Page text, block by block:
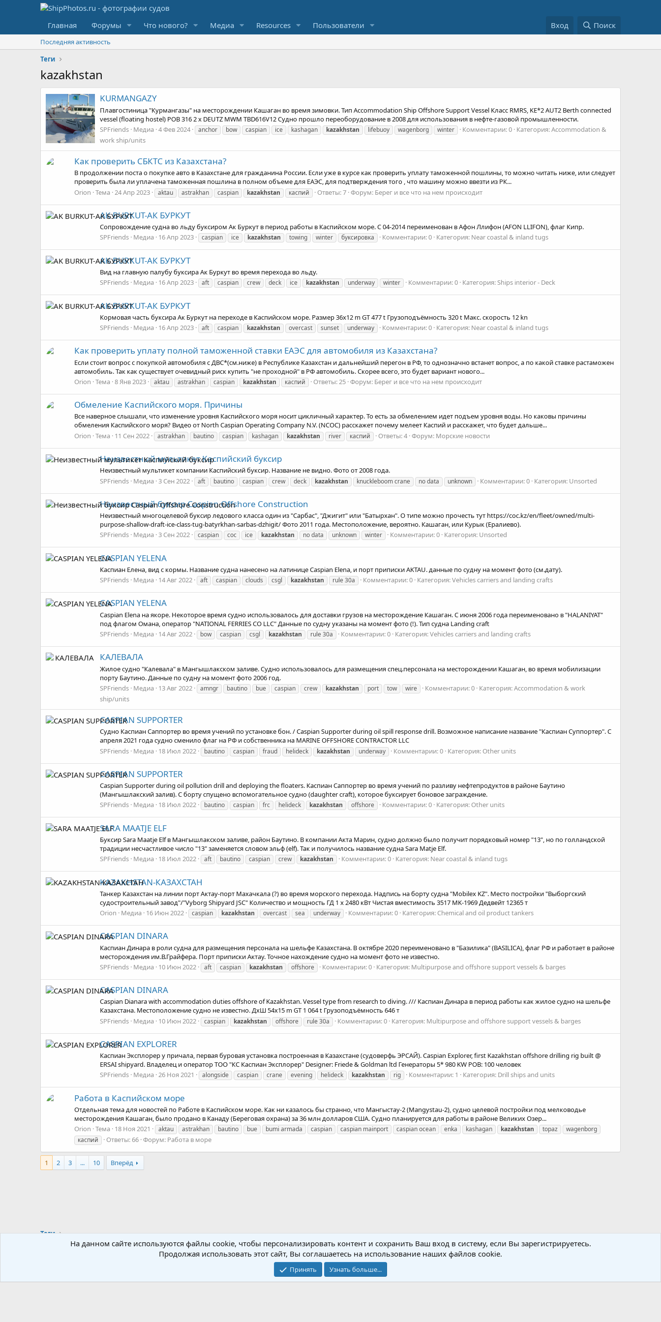
Главная Форумы Что нового? Медиа Resources Пользователи Вход Поиск
Последняя активность
Теги
kazakhstan
KURMANGAZY
Плавгостиница "Курмангазы" на месторождении Кашаган во время зимовки. Тип Accommodation Ship Offshore Support Vessel Класс RMRS, KE*2 AUT2 Berth connected
vessel (floating hostel) POB 316 2 x DEUTZ MWM TBD616V12 Судно прошло переоборудование в 2008 для использования в нефте-газовой промышленности.
SPFriends Медиа 4 Фев 2024 anchor bow caspian ice kashagan kazakhstan lifebuoy wagenborg winter Комментарии: 0 Категория: Accommodation &
work ship/units
Как проверить СБКТС из Казахстана?
В продолжении поста о покупке авто в Казахстане для гражданина России. Если уже в курсе как проверить уплату таможенной пошлины, то можно читать ниже, или следует
проверить была ли уплачена таможенная пошлина в полном объеме для ЕАЭС, для подтверждения того , что машину можно ввезти из РК...
Orion Тема 24 Апр 2023 aktau astrakhan caspian kazakhstan каспий Ответы: 7 Форум: Берег и все что на нем происходит
AK BURKUT-АК БУРКУТ
Сопровождение судна во льду буксиром Ак Буркут в период работы в Каспийском море. С 04-2014 переименован в Афон Ллифон (AFON LLIFON), флаг Кипр.
SPFriends Медиа 16 Апр 2023 caspian ice kazakhstan towing winter буксировка Комментарии: 0 Категория: Near coastal & inland tugs
AK BURKUT-АК БУРКУТ
Вид на главную палубу буксира Ак Буркут во время перехода во льду.
SPFriends Медиа 16 Апр 2023 aft caspian crew deck ice kazakhstan underway winter Комментарии: 0 Категория: Ships interior - Deck
AK BURKUT-АК БУРКУТ
Кормовая часть буксира Ак Буркут на переходе в Каспийском море. Размер 36x12 m GT 477 t Грузоподъёмность 320 t Макс. скорость 12 kn
SPFriends Медиа 16 Апр 2023 aft caspian kazakhstan overcast sunset underway Комментарии: 0 Категория: Near coastal & inland tugs
Как проверить уплату полной таможенной ставки ЕАЭС для автомобиля из Казахстана?
Если стоит вопрос с покупкой автомобиля с ДВС*(см.ниже) в Республике Казахстан и дальнейший перегон в РФ, то однозначно встанет вопрос, а по какой ставке растаможен
автомобиль. Так как существует очевидный риск купить "не проходной" в РФ автомобиль. Скорее всего, это будет вариант нового...
Orion Тема 8 Янв 2023 aktau astrakhan caspian kazakhstan каспий Ответы: 25 Форум: Берег и все что на нем происходит
Обмеление Каспийского моря. Причины
Все наверное слышали, что изменение уровня Каспийского моря носит цикличный характер. То есть за обмелением идет подъем уровня воды. Но каковы причины
обмеления Каспийского моря? Видео от North Caspian Operating Company N.V. (NCOC) расскажет почему мелеет Каспий и расскажет, что будет дальше...
Orion Тема 11 Сен 2022 astrakhan bautino caspian kashagan kazakhstan river каспий Ответы: 4 Форум: Морские новости
Неизвестный мультикет Каспийский буксир
Неизвестный мультикет компании Каспийский буксир. Название не видно. Фото от 2008 года.
SPFriends Медиа 3 Сен 2022 aft bautino caspian crew deck kazakhstan knuckleboom crane no data unknown Комментарии: 0 Категория: Unsorted
Неизвестный буксир Caspian Offshore Construction
Неизвестный многоцелевой буксир ледового класса один из "Сарбас", "Джигит" или "Батырхан". О типе можно прочесть тут https://coc.kz/en/fleet/owned/multi-
purpose-shallow-draft-ice-class-tug-batyrkhan-sarbas-dzhigit/ Фото 2011 года. Местоположение, вероятно. Кашаган, или Курык (Ералиево).
SPFriends Медиа 3 Сен 2022 caspian coc ice kazakhstan no data unknown winter Комментарии: 0 Категория: Unsorted
CASPIAN YELENA
Каспиан Елена, вид с кормы. Название судна нанесено на латинице Caspian Elena, и порт приписки AKTAU. данные по судну на момент фото (см.дату).
SPFriends Медиа 14 Авг 2022 aft caspian clouds csgl kazakhstan rule 30a Комментарии: 0 Категория: Vehicles carriers and landing crafts
CASPIAN YELENA
Caspian Elena на якоре. Некоторое время судно использовалось для доставки грузов на месторождение Кашаган. С июня 2006 года переименовано в "HALANIYAT"
под флагом Омана, оператор "NATIONAL FERRIES CO LLC" Данные по судну указаны на момент фото (!). Тип судна Landing craft
SPFriends Медиа 14 Авг 2022 bow caspian csgl kazakhstan rule 30a Комментарии: 0 Категория: Vehicles carriers and landing crafts
КАЛЕВАЛА
Жилое судно "Калевала" в Мангышлакском заливе. Судно использовалось для размещения спец.персонала на месторождении Кашаган, во время мобилизации
порту Баутино. Данные по судну на момент фото 2006 год.
SPFriends Медиа 13 Авг 2022 amngr bautino bue caspian crew kazakhstan port tow wire Комментарии: 0 Категория: Accommodation & work
ship/units
CASPIAN SUPPORTER
Судно Каспиан Саппортер во время учений по установке бон. / Caspian Supporter during oil spill response drill. Возможное написание название "Каспиан Суппортер". С
апреля 2021 года судно сменило флаг на РФ и собственника на MARINE OFFSHORE CONTRACTOR LLC
SPFriends Медиа 18 Июл 2022 bautino caspian fraud helideck kazakhstan underway Комментарии: 0 Категория: Other units
CASPIAN SUPPORTER
Caspian Supporter during oil pollution drill and deploying the floaters. Каспиан Саппортер во время учений по разливу нефтепродуктов в районе Баутино
(Мангышлакский залив). С борту спущено вспомогательное судно (daughter craft), которое буксирует боновое заграждение.
SPFriends Медиа 18 Июл 2022 bautino caspian frc helideck kazakhstan offshore Комментарии: 0 Категория: Other units
SARA MAATJE ELF
Буксир Sara Maatje Elf в Мангышлакском заливе, район Баутино. В компании Акта Марин, судно должно было получит порядковый номер "13", но по голландской
традиции несчастливое число "13" заменяется словом эльф (elf). Так и получилось название судна Sara Matje Elf.
SPFriends Медиа 18 Июл 2022 aft bautino caspian crew kazakhstan Комментарии: 0 Категория: Near coastal & inland tugs
KAZAKHSTAN-КАЗАХСТАН
Танкер Казахстан на линии порт Актау-порт Махачкала (?) во время морского перехода. Надпись на борту судна "Mobilex KZ". Место постройки "Выборгский
судостроительный завод"/"Vyborg Shipyard JSC" Количество и мощность ГД 1 х 2480 кВт Чистая вместимость 3517 MK-1969 Дедвейт 12365 т
Orion
Медиа 16 Июн 2022 caspian kazakhstan overcast sea underway Комментарии: 0 Категория: Chemical and oil product tankers
CASPIAN DINARA
Каспиан Динара в роли судна для размещения персонала на шельфе Казахстана. В октябре 2020 переименовано в "Базилика" (BASILICA), флаг РФ и работает в районе
месторождения им.В.Грайфера. Порт приписки Актау. Точное нахождение судно на момент фото не известно.
SPFriends Медиа 10 Июн 2022 aft caspian kazakhstan offshore Комментарии: 0 Категория: Multipurpose and offshore support vessels & barges
CASPIAN DINARA
Caspian Dianara with accommodation duties offshore of Kazakhstan. Vessel type from research to diving. /// Каспиан Динара в период работы как жилое судно на шельфе
Казахстана. Местоположение судно не известно. ДхШ 54x15 m GT 1 064 t Грузоподъёмность 646 т
SPFriends Медиа 10 Июн 2022 caspian kazakhstan offshore rule 30a Комментарии: 0 Категория: Multipurpose and offshore support vessels & barges
CASPIAN EXPLORER
Каспиан Эксплорер у причала, первая буровая установка построенная в Казахстане (судоверфь ЭРСАЙ). Caspian Explorer, first Kazakhstan offshore drilling rig built @
ERSAI shipyard. Владелец и оператор ТОО "КС Каспиан Эксплорер" Designer: Friede & Goldman ltd Генераторы 5* 980 KW POB: 100 человек
SPFriends Медиа 26 Ноя 2021 alongside caspian crane evening helideck kazakhstan rig Комментарии: 1 Категория: Drill ships and units
Работа в Каспийском море
Отдельная тема для новостей по Работе в Каспийском море. Как ни казалось бы странно, что Мангыстау-2 (Mangystau-2), судно целевой постройки под мелководье
месторождения Кашаган, было продано в Канаду (Береговая охрана) за 36 млн долларов США. Судно планируется для работы в районе Великих Озер...
Orion Тема 18 Ноя 2021 aktau astrakhan bautino bue bumi armada caspian caspian mainport caspian ocean enka kashagan kazakhstan topaz
wagenborg
каспий
Ответы: 66 Форум: Работа в море
1 2 3 ... 10 Вперёд
Теги
Обратная связь Условия и правила Политика конфиденциальности
На данном сайте используются файлы cookie, чтобы персонализировать контент и сохранить Ваш вход в систему, если Вы зарегистрируетесь.
Продолжая использовать этот сайт, Вы соглашаетесь на использование наших файлов cookie.
Принять Узнать больше...